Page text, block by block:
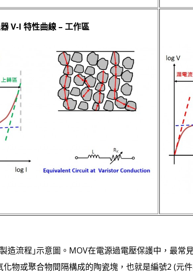
V-I 特性曲線 – 工作區
造流程｣示意圖。MOV在電源過電壓保護中，最
物或聚合物間隔構成的陶瓷塊，也就是編號2 (元